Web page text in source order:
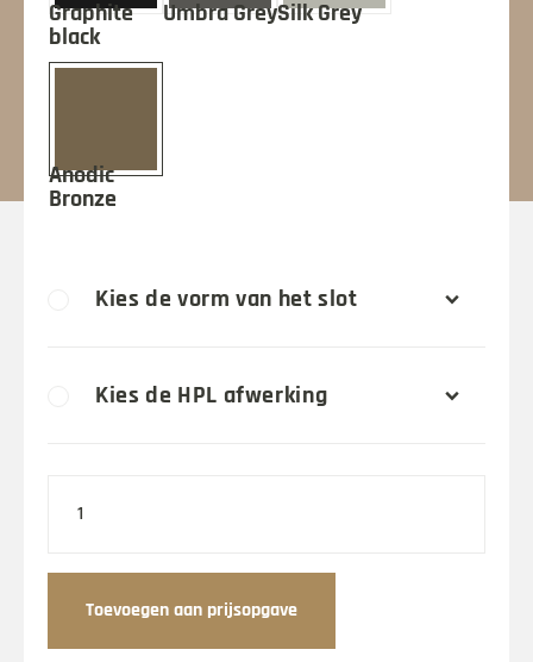
Kies de vorm van het slot
Kies de HPL afwerking
met
Toevoegen aan prijsopgave